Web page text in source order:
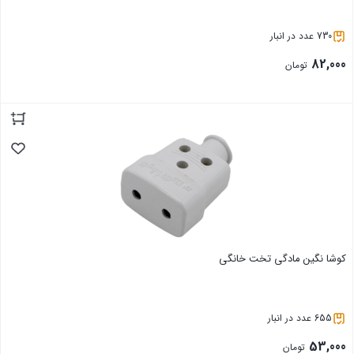
730 عدد در انبار
82,000 تومان
کوشا نگین مادگی تخت خانگی
655 عدد در انبار
53,000 تومان